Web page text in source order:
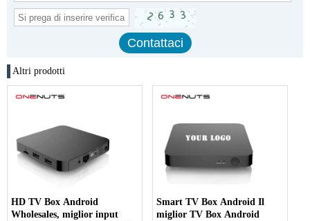
Altri prodotti
HD TV Box Android
Wholesales, miglior input
Smart TV Box Android Il
miglior TV Box Android